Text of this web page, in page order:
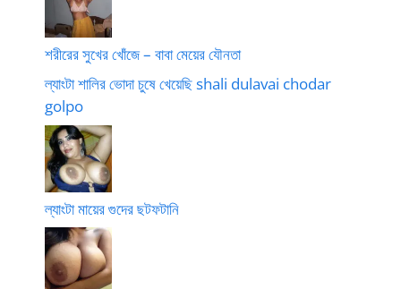
শরীরের সুখের খোঁজে – বাবা মেয়ের যৌনতা
ল্যাংটা শালির ভোদা চুষে খেয়েছি shali dulavai chodar
golpo
ল্যাংটা মায়ের গুদের ছটফটানি